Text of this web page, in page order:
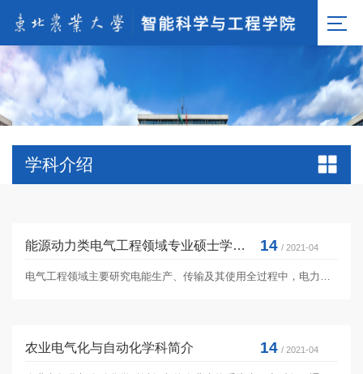
学科介绍
能源动力类电气工程领域专业硕士学位授权点简介 14 / 2021-04
农业电气化与自动化学科简介 14 / 2021-04